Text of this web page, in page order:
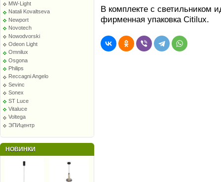
MW-Light
Natali Kovaltseva
Newport
Novotech
Nowodvorski
Odeon Light
Omnilux
Osgona
Philips
Reccagni Angelo
Sevinc
Sonex
ST Luce
Vitaluce
Voltega
ЭПИцентр
НОВИНКИ
В комплекте с светильником
фирменная упаковка Citilux.